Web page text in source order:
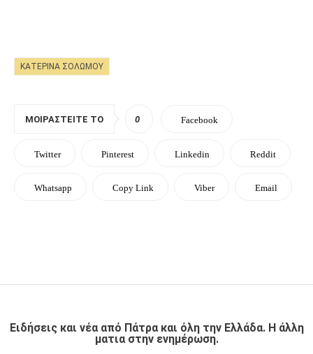
ΚΑΤΕΡΊΝΑ ΣΟΛΩΜΟΎ
ΜΟΙΡΑΣΤΕΊΤΕ ΤΟ 0 Facebook
Twitter Pinterest Linkedin Reddit
Whatsapp Copy Link Viber Email
Ειδήσεις και νέα από Πάτρα και όλη την Ελλάδα. Η άλλη
ματια στην ενημέρωση.